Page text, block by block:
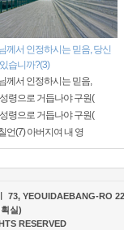
께서 인정하시는 믿음, 당신
습니까?(3)
께서 인정하시는 믿음,
령으로 거듭나야 구원(
령으로 거듭나야 구원(
언(7) 아버지여 내 영
73, YEOUIDAEBANG-RO
실)
RESERVED